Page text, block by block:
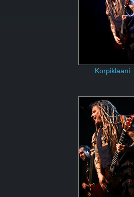
Korpiklaani